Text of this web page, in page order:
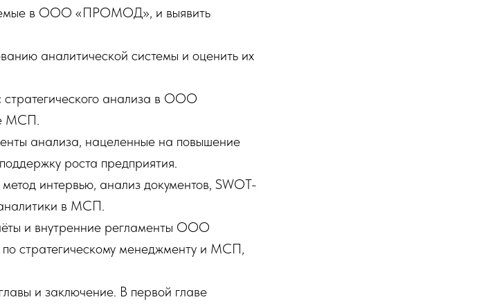
в ООО «ПРОМОД», и выявить
аналитической системы и оценить их
стратегического анализа в ООО
МСП.
анализа, нацеленные на повышение
роста предприятия.
интервью, анализ документов, SWOT-
в МСП.
и внутренние регламенты ООО
стратегическому менеджменту и МСП,
и заключение. В первой главе